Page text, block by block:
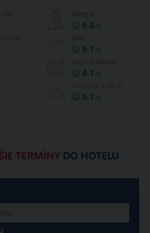
5.4/6
5.7/6
4.7/6
5.7/6
TERMÍNYDO HOTELU